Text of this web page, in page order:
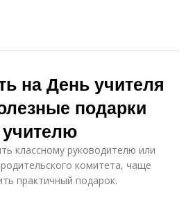
на День учителя
подарки
классному руководителю или
комитета, чаще
практичный подарок.